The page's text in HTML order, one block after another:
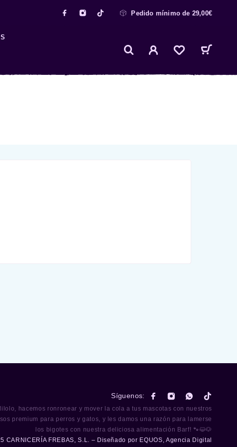
Pedido mínimo de 29,00€
Síguenos:
hacemos ronronear y mover la cola a tus mascotas con nuestros
premium para perros y gatos, y les damos una razón para lamerse
los bigotes con nuestra deliciosa alimentación Barf! 🐾😺🐶
CARNICERÍA FREBAS, S.L. – Diseñado por EQUOS, Agencia Digital